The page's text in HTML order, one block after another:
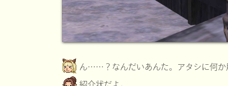
ん……？なんだいあんた。アタシに何か
紹介状だよ。